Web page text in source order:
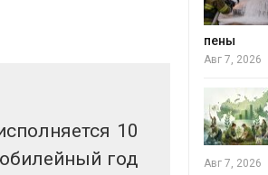
10
год
без отопления
пены
Авг 7, 2026
Авг 7, 2026